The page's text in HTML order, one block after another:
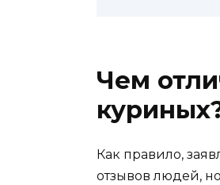
Чем
Как правило,
отзывов людей,